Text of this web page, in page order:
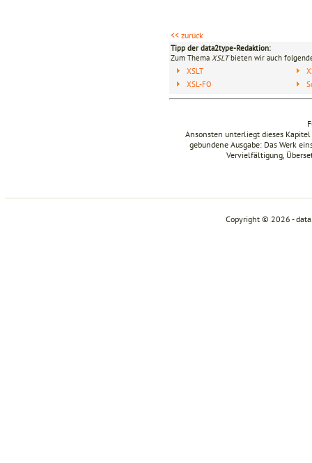
<< zurück
Tipp der data2type-Redaktion:
Zum Thema XSLTbieten wir auch
XSLT
XSL-FO
Ansonsten unterliegt dieses
gebundene Ausgabe: Das Werk
Vervielfältigung,
Copyright © 2026 -